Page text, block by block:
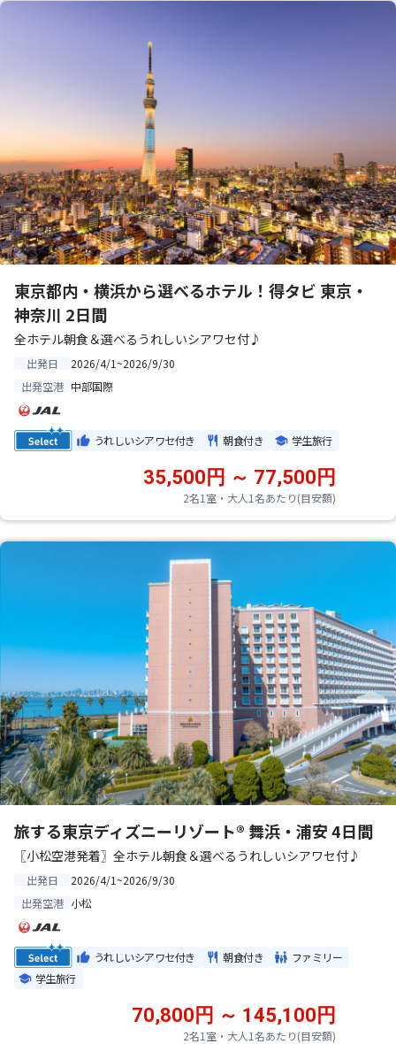
東京都内・横浜から選べるホテル！得タビ 東京・
神奈川 2日間
全ホテル朝食＆選べるうれしいシアワセ付♪
出発日
2026/4/1~2026/9/30
出発空港 中部国際
うれしいシアワセ付き 朝食付き 学生旅行
2名1室・大人1名あたり(目安額)
35,500円 ～ 77,500円
旅する東京ディズニーリゾート® 舞浜・浦安 4日間
〖小松空港発着〗全ホテル朝食＆選べるうれしいシアワセ付♪
出発日
2026/4/1~2026/9/30
出発空港 小松
うれしいシアワセ付き 朝食付き
ファミリー
学生旅行
2名1室・大人1名あたり(目安額)
70,800円 ～ 145,100円